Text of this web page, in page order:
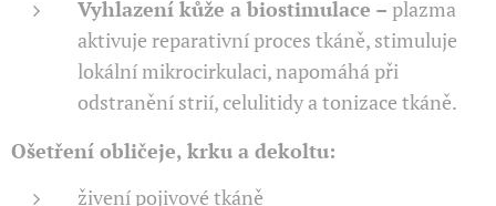
Vyhlazení kůže a biostimulace – plazma
aktivuje reparativní proces tkáně, stimuluje
lokální mikrocirkulaci, napomáhá při
odstranění strií, celulitidy a tonizace tkáně.
Ošetření obličeje, krku a dekoltu:
živení pojivové tkáně